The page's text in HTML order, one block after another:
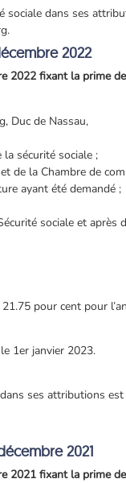
sociale dans ses
2022
2022 fixant la prime
Duc de Nassau,
la sécurité sociale ;
de la Chambre de
ayant été demandé ;
sociale et après
pour cent pour
1er janvier 2023.
ses attributions
2021
2021 fixant la prime